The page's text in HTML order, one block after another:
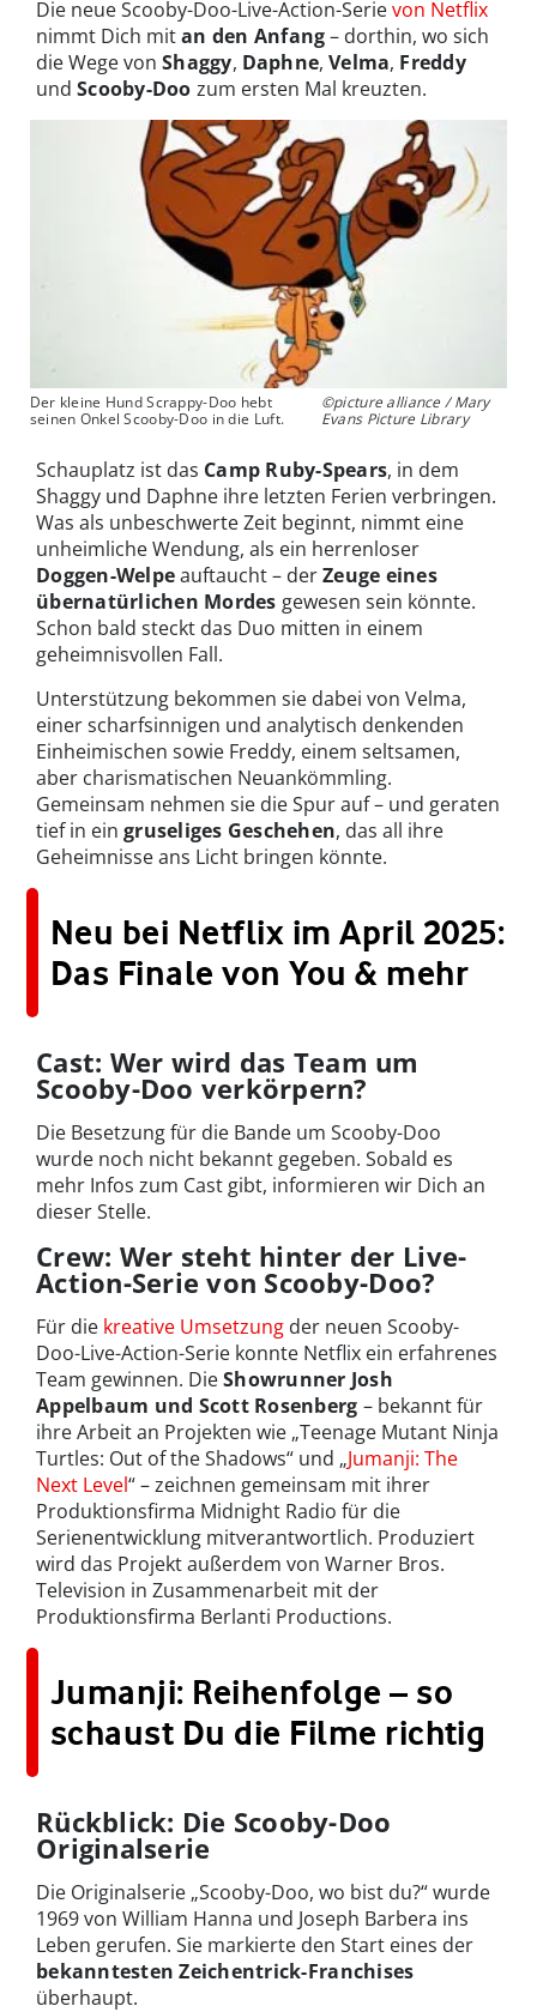
Die neue Scooby-Doo-Live-Action-Serievon Netflix
nimmt Dich mitan den Anfang– dorthin, wo sich
die Wege von Shaggy, Daphne,Velma, Freddy
und Scooby-Doo zum ersten Mal kreuzten.
Der kleine Hund Scrappy-Doo hebt
seinen Onkel Scooby-Doo in die Luft.
©picture alliance / Mary
Evans Picture Library
Schauplatz ist das Camp Ruby-Spears, in dem
Shaggy und Daphne ihre letzten Ferien verbringen.
Was als unbeschwerte Zeit beginnt, nimmt eine
unheimliche Wendung, als ein herrenloser
Doggen-Welpeauftaucht – derZeuge eines
übernatürlichen Mordes gewesen sein könnte.
Schon bald steckt das Duo mitten in einem
geheimnisvollen Fall.
Unterstützung bekommen sie dabei von Velma,
einer scharfsinnigen und analytisch denkenden
Einheimischen sowie Freddy, einem seltsamen,
aber charismatischen Neuankömmling.
Gemeinsam nehmen sie die Spur auf – und geraten
tief in ein gruseliges Geschehen, das all ihre
Geheimnisse ans Licht bringen könnte.
Neu bei Netflix im April 2025:
Das Finale von You & mehr
Cast: Wer wird das Team um
Scooby-Doo verkörpern?
Die Besetzung für die Bande um Scooby-Doo
wurde noch nicht bekannt gegeben. Sobald es
mehr Infos zum Cast gibt, informieren wir Dich an
dieser Stelle.
Crew: Wer steht hinter der Live-
Action-Serie von Scooby-Doo?
Für die kreative Umsetzung der neuen Scooby-
Doo-Live-Action-Serie konnte Netflix ein erfahrenes
Team gewinnen. DieShowrunner Josh
Appelbaum und Scott Rosenberg – bekannt für
ihre Arbeit an Projekten wie „Teenage Mutant Ninja
Turtles: Out of the Shadows“ und „Jumanji: The
Next Level“ – zeichnen gemeinsam mit ihrer
Produktionsfirma Midnight Radio für die
Serienentwicklung mitverantwortlich. Produziert
wird das Projekt außerdem von Warner Bros.
Television in Zusammenarbeit mit der
Produktionsfirma Berlanti Productions.
Jumanji: Reihenfolge – so
schaust Du die Filme richtig
Rückblick: Die Scooby-Doo
Originalserie
Die Originalserie „Scooby-Doo, wo bist du?“ wurde
1969 von William Hanna und Joseph Barbera ins
Leben gerufen. Sie markierte den Start eines der
bekanntesten Zeichentrick-Franchises
überhaupt.